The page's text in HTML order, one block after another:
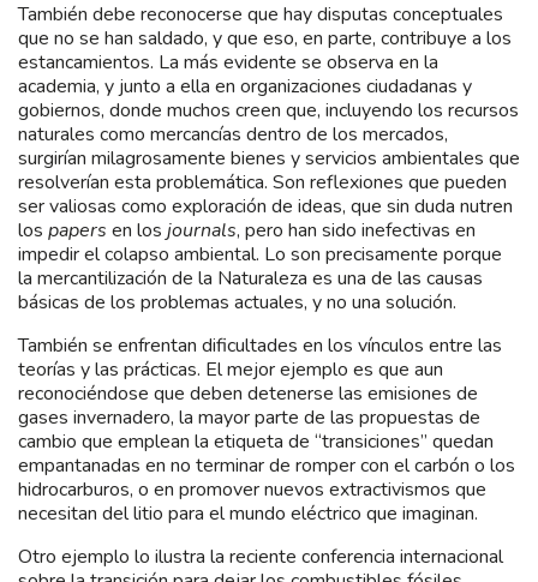
También debe reconocerse que hay disputas conceptuales
que no se han saldado, y que eso, en parte, contribuye a los
estancamientos. La más evidente se observa en la
academia, y junto a ella en organizaciones ciudadanas y
gobiernos, donde muchos creen que, incluyendo los recursos
naturales como mercancías dentro de los mercados,
surgirían milagrosamente bienes y servicios ambientales que
resolverían esta problemática. Son reflexiones que pueden
ser valiosas como exploración de ideas, que sin duda nutren
los papers en los journals, pero han sido inefectivas en
impedir el colapso ambiental. Lo son precisamente porque
la mercantilización de la Naturaleza es una de las causas
básicas de los problemas actuales, y no una solución.
También se enfrentan dificultades en los vínculos entre las
teorías y las prácticas. El mejor ejemplo es que aun
reconociéndose que deben detenerse las emisiones de
gases invernadero, la mayor parte de las propuestas de
cambio que emplean la etiqueta de “transiciones” quedan
empantanadas en no terminar de romper con el carbón o los
hidrocarburos, o en promover nuevos extractivismos que
necesitan del litio para el mundo eléctrico que imaginan.
Otro ejemplo lo ilustra la reciente conferencia internacional